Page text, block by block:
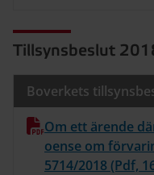
Tillsynsbeslut
Boverkets
Om ett ärende
oense om
5714/2018 (Pdf,